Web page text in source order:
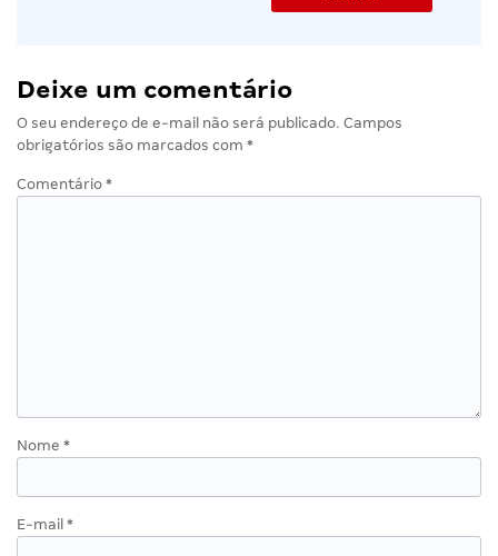
Deixe um comentário
O seu endereço de e-mail não será publicado. Campos
obrigatórios são marcados com *
Comentário *
Nome *
E-mail *